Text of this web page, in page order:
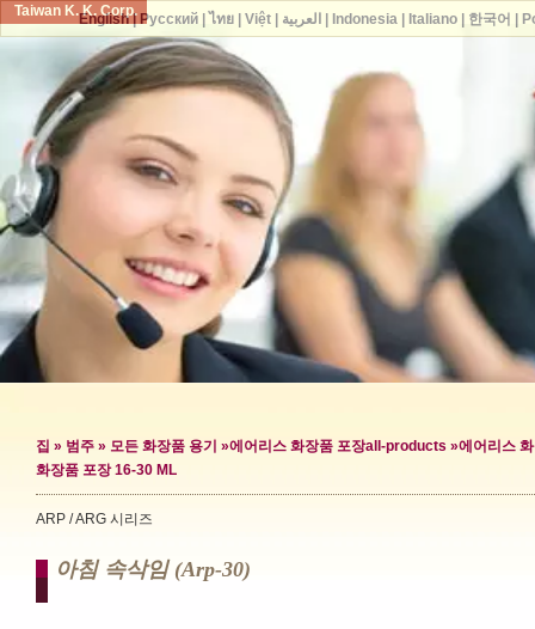
Taiwan K. K. Corp.
집 » 범주 » 모든 화장품 용기 »에어리스 화장품 포장all-products »에어리스
화장품 포장 16-30 ML
ARP / ARG 시리즈
아침 속삭임 (arp-30)
English| Русский| ไทย| Việt| العربية Indonesia| Italiano| 한국어